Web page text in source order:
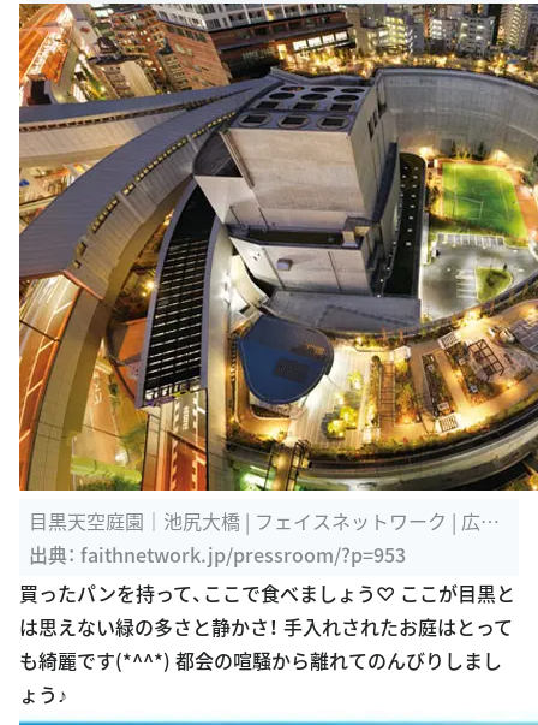
目黒天空庭園｜池尻大橋 | フェイスネットワーク | 広報
ブログ
出典： faithnetwork.jp/pressroom/?p=953
買ったパンを持って、ここで食べましょう♡ ここが目黒と
は思えない緑の多さと静かさ！ 手入れされたお庭はとって
も綺麗です(*^^*) 都会の喧騒から離れてのんびりしまし
ょう♪